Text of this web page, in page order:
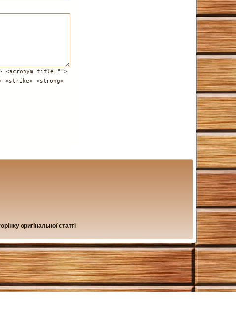
title="">
<strike> <strong>
оригінальної статті